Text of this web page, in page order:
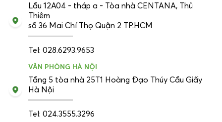
Lầu 12A04 - tháp a - Tòa nhà CENTANA, Thủ
Thiêm
số 36 Mai Chí Thọ Quận 2 TP.HCM
Tel: 028.6293.9653
VĂN PHÒNG HÀ NỘI
Tầng 5 tòa nhà 25T1 Hoàng Đạo Thúy Cầu Giấy
Hà Nội
Tel: 024.3555.3296